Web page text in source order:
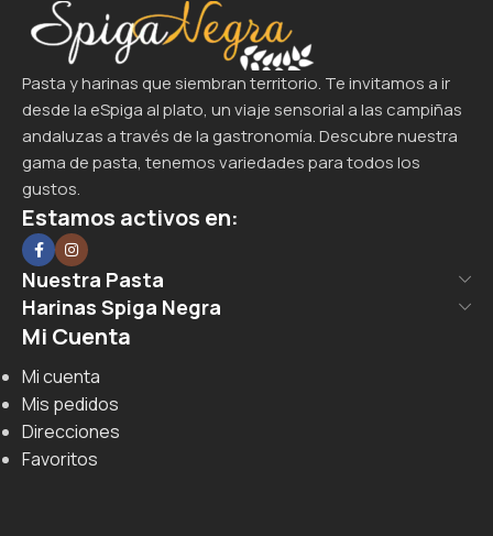
Pasta y harinas que siembran territorio. Te invitamos a ir
desde la eSpiga al plato, un viaje sensorial a las campiñas
andaluzas a través de la gastronomía. Descubre nuestra
gama de pasta, tenemos variedades para todos los
gustos.
Estamos activos en:
Nuestra Pasta
Harinas Spiga Negra
Mi Cuenta
Mi cuenta
Mis pedidos
Direcciones
Favoritos